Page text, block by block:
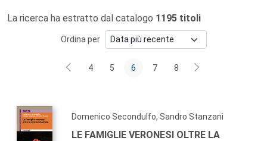
La ricerca ha estratto dal catalogo 1195 titoli
Ordina per
4 5 6 7 8
Domenico Secondulfo, Sandro Stanzani
LE FAMIGLIE VERONESI OLTRE LA